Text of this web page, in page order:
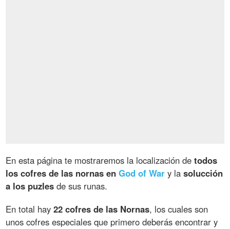
En esta página te mostraremos la localización detodos
los cofres de las nornas enGod of War y lasolucción
a los puzles de sus runas.
En total hay22 cofres de las Nornas, los cuales son
unos cofres especiales que primero deberás encontrar y